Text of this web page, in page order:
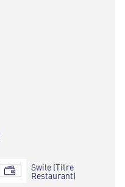
Swile (Titre
Restaurant)